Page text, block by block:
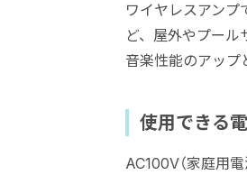
ワイヤレスアンプ
ど、屋外やプール
音楽性能のアップ
使用できる
AC100V（家庭用